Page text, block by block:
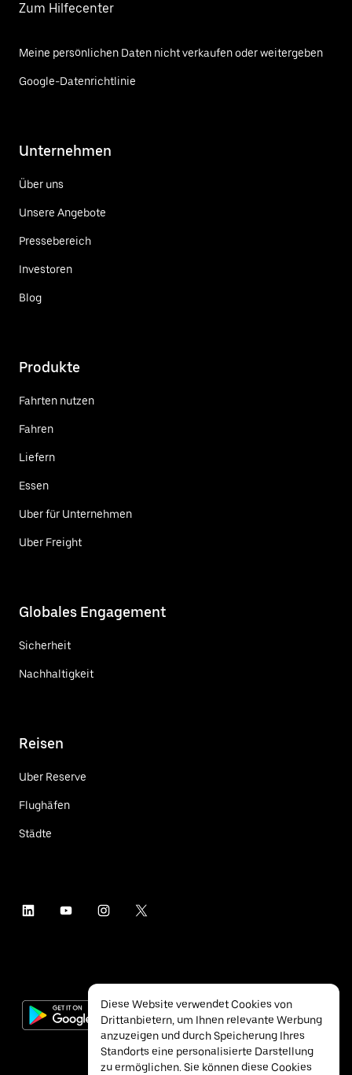
Zum Hilfecenter
Meine persönlichen Daten nicht verkaufen oder weitergeben
Google-Datenrichtlinie
Unternehmen
Über uns
Unsere Angebote
Pressebereich
Investoren
Blog
Produkte
Fahrten nutzen
Fahren
Liefern
Essen
Uber für Unternehmen
Uber Freight
Globales Engagement
Sicherheit
Nachhaltigkeit
Reisen
Uber Reserve
Flughäfen
Städte
Diese Website verwendet Cookies von
Drittanbietern, um Ihnen relevante Werbung
anzuzeigen und durch Speicherung Ihres
Standorts eine personalisierte Darstellung
zu ermöglichen. Sie können diese Cookies